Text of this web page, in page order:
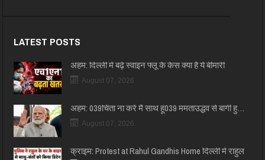
LATEST POSTS
अहम: दिल्ली में बढ़े स्वाइन फ्लू के केस क्या है ये बीमारी
August 07, 2026
अहम: 039चिंता ना करें मैं साथ हूं039 ममताउद्धव से बागी हु…
August 07, 2026
क्राइम: Protest at Rahul Gandhis Home दिल्ली में राहुल